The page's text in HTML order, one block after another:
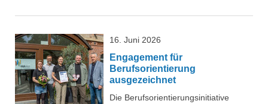
16. Juni 2026
Engagement für
Berufsorientierung
ausgezeichnet
Die Berufsorientierungsinitiative